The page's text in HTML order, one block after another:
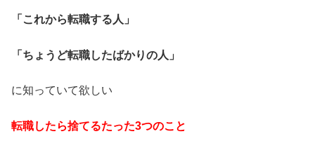
「これから転職する人」
「ちょうど転職したばかりの人」
に知っていて欲しい
転職したら捨てるたった3つのこと